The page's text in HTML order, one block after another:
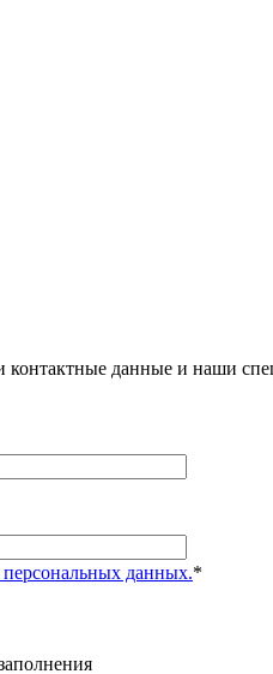
контактные данные и наши
персональных данных.*